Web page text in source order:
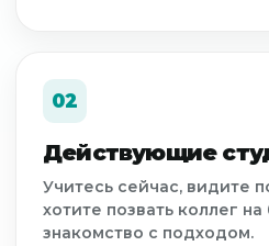
02
Действующие
Учитесь сейчас, видите
хотите позвать коллег
знакомство с подходом.